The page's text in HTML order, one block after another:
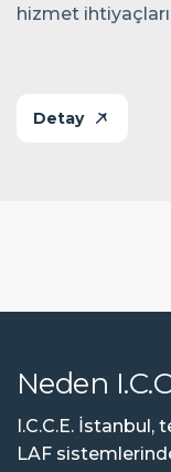
hizmet
Detay
Neden I.C.C
I.C.C.E. İstanbul,
LAF